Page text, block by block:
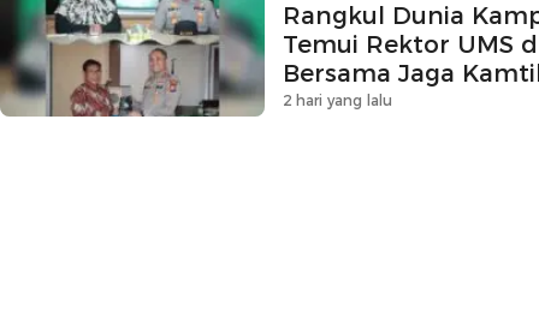
Rangkul Dunia
Temui Rektor UMS
Bersama Jaga
2 hari yang lalu